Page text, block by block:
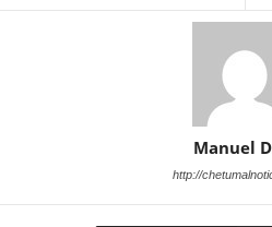
Manuel
http://